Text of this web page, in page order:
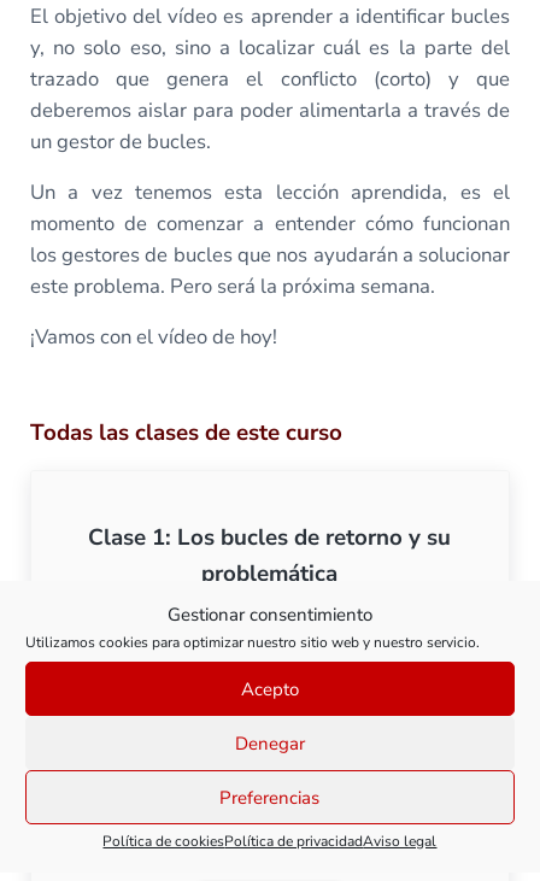
Gestionar consentimiento
Utilizamos cookies para optimizar nuestro sitio web y nuestro servicio.
Acepto
Denegar
Preferencias
Política de cookiesPolítica de privacidadAviso legal
El objetivo del vídeo es aprender a identificar bucles
y, no solo eso, sino a localizar cuál es la parte del
trazado que genera el conflicto (corto) y que
deberemos aislar para poder alimentarla a través de
un gestor de bucles.
Un a vez tenemos esta lección aprendida, es el
momento de comenzar a entender cómo funcionan
los gestores de bucles que nos ayudarán a solucionar
este problema. Pero será la próxima semana.
¡Vamos con el vídeo de hoy!
Todas las clases de este curso
Clase 1: Los bucles de retorno y su
problemática
Ver claseClase 1: Los bucles de
Clase 2: Identificación de bucles de
retorno